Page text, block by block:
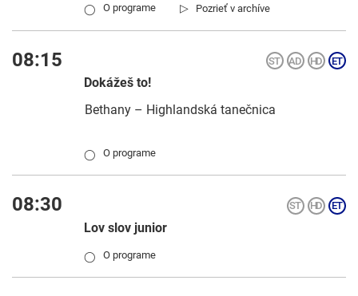
▷ Pozrieť v archíve
◯ O programe
08:15
Dokážeš to!
Bethany – Highlandská tanečnica
◯ O programe
08:30
Lov slov junior
◯ O programe